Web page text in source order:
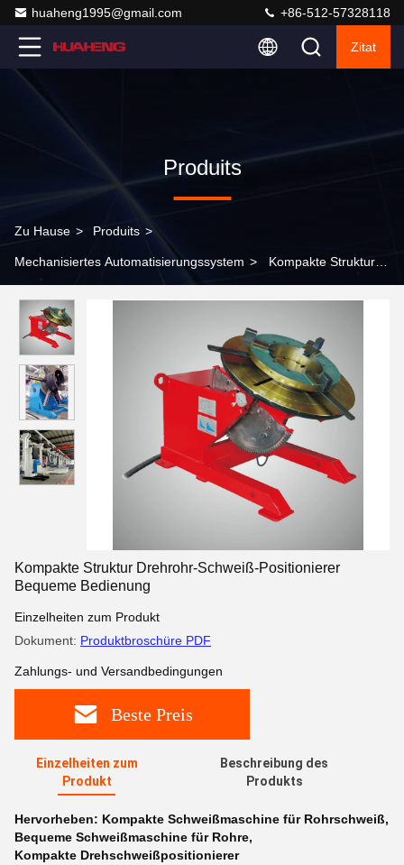
huaheng1995@gmail.com +86-512-57328118
Zitat
Produits
Zu Hause > Produits >
Mechanisiertes Automatisierungssystem > Kompakte Struktur
Kompakte Struktur Drehrohr-Schweiß-Positionierer
Bequeme Bedienung
Einzelheiten zum Produkt
Dokument: Produktbroschüre PDF
Zahlungs- und Versandbedingungen
Beste Preis
Einzelheiten zum
Produkt
Beschreibung des
Produkts
Hervorheben: Kompakte Schweißmaschine für Rohrschweiß,
Bequeme Schweißmaschine für Rohre,
Kompakte Drehschweißpositionierer